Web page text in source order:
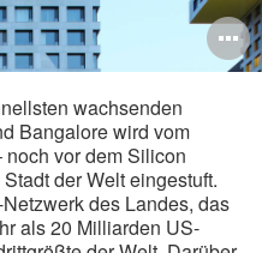
wachsenden
Bangalore wird vom
vor dem Silicon
der Welt eingestuft.
des Landes, das
als 20 Milliarden US-